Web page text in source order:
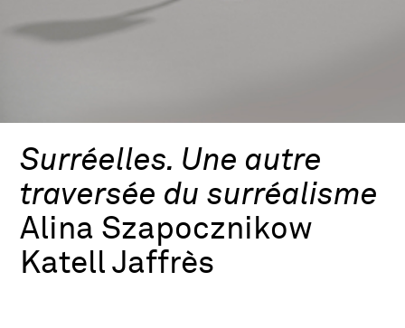
Surréelles. Une autre
traversée du surréalisme
Alina Szapocznikow
Katell Jaffrès